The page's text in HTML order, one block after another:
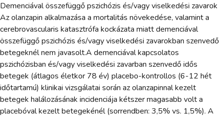
Demenciával összefüggő pszichózis és/vagy viselkedési zavarok
Az olanzapin alkalmazása a mortalitás növekedése, valamint a
cerebrovascularis katasztrófa kockázata miatt demenciával
összefüggő pszichózis és/vagy viselkedési zavarokban szenvedő
betegeknél nem javasolt.A demenciával kapcsolatos
pszichózisban és/vagy viselkedési zavarban szenvedő idős
betegek (átlagos életkor 78 év) placebo-kontrollos (6-12 hét
időtartamú) klinikai vizsgálatai során az olanzapinnal kezelt
betegek halálozásának incidenciája kétszer magasabb volt a
placebóval kezelt betegekénél (sorrendben: 3,5% vs. 1,5%). A